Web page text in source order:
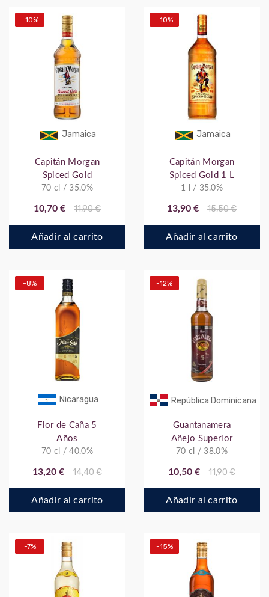
Jamaica
-10%
Capitán Morgan
Spiced Gold
70 cl / 35.0%
10,70 € 11,90 €
Añadir al carrito
Jamaica
-10%
Capitán Morgan
Spiced Gold 1 L
1 l / 35.0%
13,90 € 15,50 €
Añadir al carrito
Nicaragua
-8%
Flor de Caña 5
Años
70 cl / 40.0%
13,20 € 14,40 €
Añadir al carrito
República Dominicana
-12%
Guantanamera
Añejo Superior
70 cl / 38.0%
10,50 € 11,90 €
Añadir al carrito
-7% -15%